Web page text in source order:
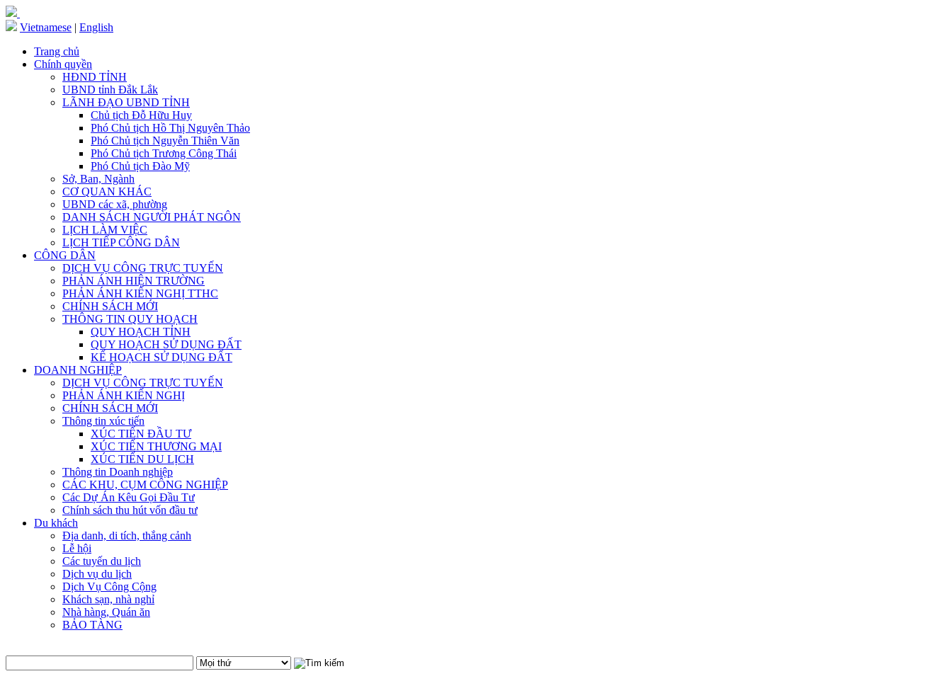
Vietnamese | English
Trang chủ
Chính quyền
HĐND TỈNH
UBND tỉnh Đắk Lắk
LÃNH ĐẠO UBND TỈNH
Chủ tịch Đỗ Hữu Huy
Phó Chủ tịch Hồ Thị Nguyên Thảo
Phó Chủ tịch Nguyễn Thiên Văn
Phó Chủ tịch Trương Công Thái
Phó Chủ tịch Đào Mỹ
Sở, Ban, Ngành
CƠ QUAN KHÁC
UBND các xã, phường
DANH SÁCH NGƯỜI PHÁT NGÔN
LỊCH LÀM VIỆC
LỊCH TIẾP CÔNG DÂN
CÔNG DÂN
DỊCH VỤ CÔNG TRỰC TUYẾN
PHẢN ÁNH HIỆN TRƯỜNG
PHẢN ÁNH KIẾN NGHỊ TTHC
CHÍNH SÁCH MỚI
THÔNG TIN QUY HOẠCH
QUY HOẠCH TỈNH
QUY HOẠCH SỬ DỤNG ĐẤT
KẾ HOẠCH SỬ DỤNG ĐẤT
DOANH NGHIỆP
DỊCH VỤ CÔNG TRỰC TUYẾN
PHẢN ÁNH KIẾN NGHỊ
CHÍNH SÁCH MỚI
Thông tin xúc tiến
XÚC TIẾN ĐẦU TƯ
XÚC TIẾN THƯƠNG MẠI
XÚC TIẾN DU LỊCH
Thông tin Doanh nghiệp
CÁC KHU, CỤM CÔNG NGHIỆP
Các Dự Án Kêu Gọi Đầu Tư
Chính sách thu hút vốn đầu tư
Du khách
Địa danh, di tích, thắng cảnh
Lễ hội
Các tuyến du lịch
Dịch vụ du lịch
Dịch Vụ Công Cộng
Khách sạn, nhà nghỉ
Nhà hàng, Quán ăn
BẢO TÀNG